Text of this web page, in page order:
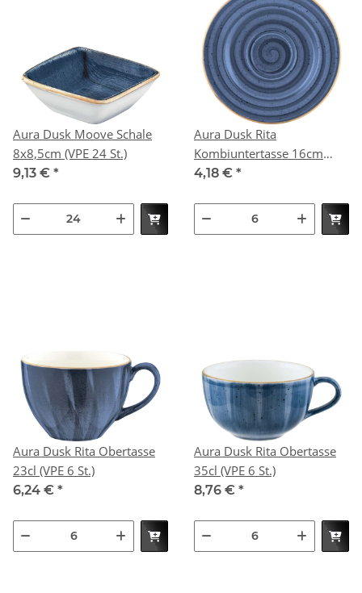
Aura Dusk Moove Schale
8x8,5cm (VPE 24 St.)
9,13 € *
Aura Dusk Rita
Kombiuntertasse 16cm
(VPE 6 St.)
4,18 € *
Aura Dusk Rita Obertasse
23cl (VPE 6 St.)
6,24 € *
Aura Dusk Rita Obertasse
35cl (VPE 6 St.)
8,76 € *